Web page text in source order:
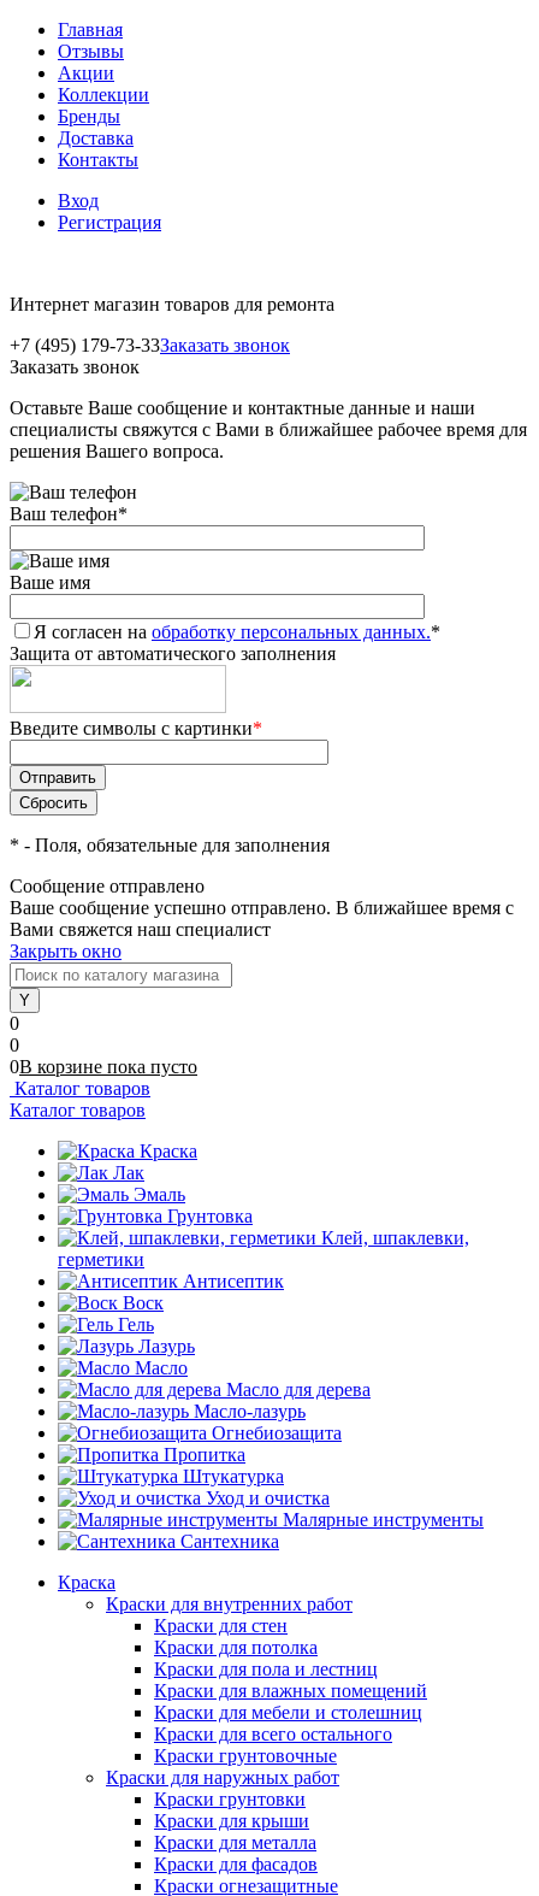
Главная
Отзывы
Акции
Коллекции
Бренды
Доставка
Контакты
Вход
Регистрация
Интернет магазин товаров для ремонта
+7 (495) 179-73-33Заказать звонок
Заказать звонок
Оставьте Ваше сообщение и контактные данные и наши
специалисты свяжутся с Вами в ближайшее рабочее время для
решения Вашего вопроса.
Ваш телефон*
Ваше имя
Я согласен на обработку персональных данных.*
Защита от автоматического заполнения
Введите символы с картинки*
* - Поля, обязательные для заполнения
Сообщение отправлено
Ваше сообщение успешно отправлено. В ближайшее время с
Вами свяжется наш специалист
Закрыть окно
0
0
0В корзине пока пусто
Каталог товаров
Каталог товаров
Краска
Лак
Эмаль
Грунтовка
Клей, шпаклевки,
герметики
Антисептик
Воск
Гель
Лазурь
Масло
Масло для дерева
Масло-лазурь
Огнебиозащита
Пропитка
Штукатурка
Уход и очистка
Малярные инструменты
Сантехника
Краска
Краски для внутренних работ
Краски для стен
Краски для потолка
Краски для пола и лестниц
Краски для влажных помещений
Краски для мебели и столешниц
Краски для всего остального
Краски грунтовочные
Краски для наружных работ
Краски грунтовки
Краски для крыши
Краски для металла
Краски для фасадов
Краски огнезащитные